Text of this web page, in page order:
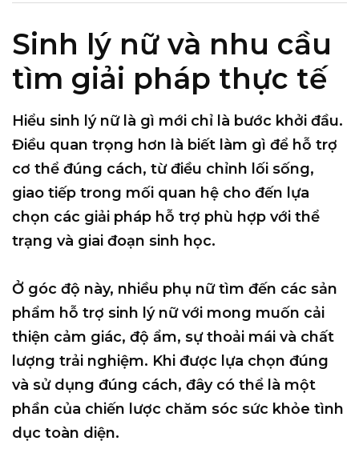
Sinh lý nữ và nhu cầu
tìm giải pháp thực tế
Hiểu sinh lý nữ là gì mới chỉ là bước khởi đầu.
Điều quan trọng hơn là biết làm gì để hỗ trợ
cơ thể đúng cách, từ điều chỉnh lối sống,
giao tiếp trong mối quan hệ cho đến lựa
chọn các giải pháp hỗ trợ phù hợp với thể
trạng và giai đoạn sinh học.
Ở góc độ này, nhiều phụ nữ tìm đến các sản
phẩm hỗ trợ sinh lý nữ với mong muốn cải
thiện cảm giác, độ ẩm, sự thoải mái và chất
lượng trải nghiệm. Khi được lựa chọn đúng
và sử dụng đúng cách, đây có thể là một
phần của chiến lược chăm sóc sức khỏe tình
dục toàn diện.